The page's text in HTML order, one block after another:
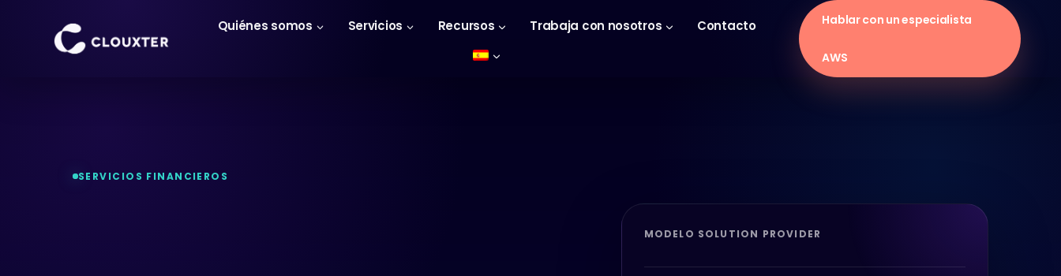
Quiénes somos Servicios Recursos Trabaja con nosotros Contacto Hablar con un especialista
AWS
SERVICIOS FINANCIEROS
MODELO SOLUTION PROVIDER